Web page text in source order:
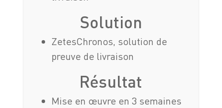
Solution
ZetesChronos, solution de
preuve de livraison
Résultat
Mise en œuvre en 3 semaines